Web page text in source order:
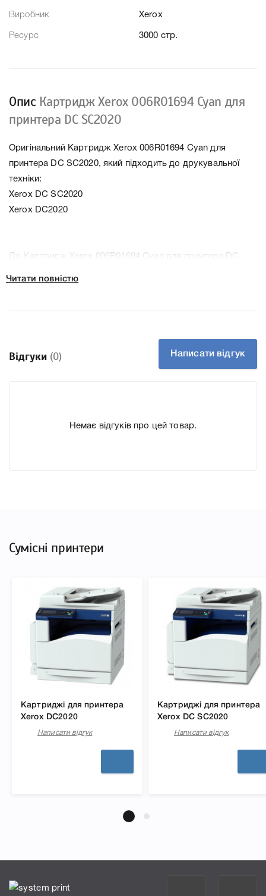
Виробник Xerox
Ресурс 3000 стр.
Опис Картридж Xerox 006R01694 Cyan для
принтера DC SC2020
Оригінальний Картридж Xerox 006R01694 Cyan для
принтера DC SC2020, який підходить до друкувальної
техніки:
Xerox DC SC2020
Xerox DC2020
До Картридж Xerox 006R01694 Cyan для принтера DC
Читати повністю
Відгуки (0) Написати відгук
Немає відгуків про цей товар.
Сумісні принтери
Картриджі для принтера
Xerox DC2020
Написати відгук
Картриджі для принтера
Xerox DC SC2020
Написати відгук